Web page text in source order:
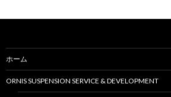
ホーム
ORNIS SUSPENSION SERVICE & DEVELOPMENT